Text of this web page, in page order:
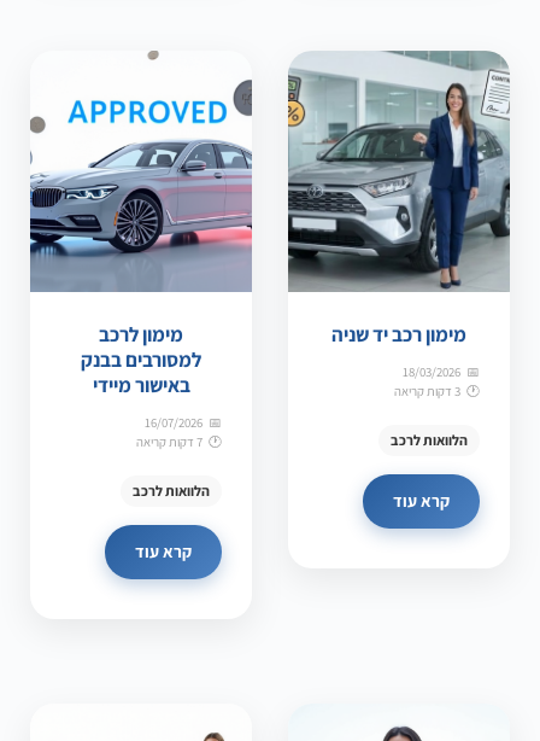
מימון רכב יד שניה
18/03/2026
3 דקות קריאה
הלוואות לרכב
קרא עוד
מימון לרכב
למסורבים בבנק
באישור מיידי
16/07/2026
7 דקות קריאה
הלוואות לרכב
קרא עוד